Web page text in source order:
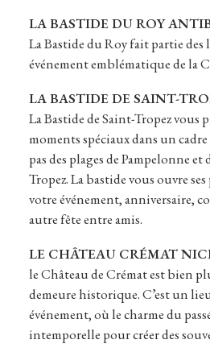
LA BASTIDE DU ROY
La Bastide du Roy fait partie des
événement emblématique de la
LA BASTIDE DE SAINT-
La Bastide de Saint-Tropez vous
moments spéciaux dans un
pas des plages de Pampelonne
Tropez. La bastide vous ouvre
votre événement, anniversaire,
autre fête entre amis.
LE CHÂTEAU CRÉMAT
le Château de Crémat est bien
demeure historique. C’est un
événement, où le charme du
intemporelle pour créer des